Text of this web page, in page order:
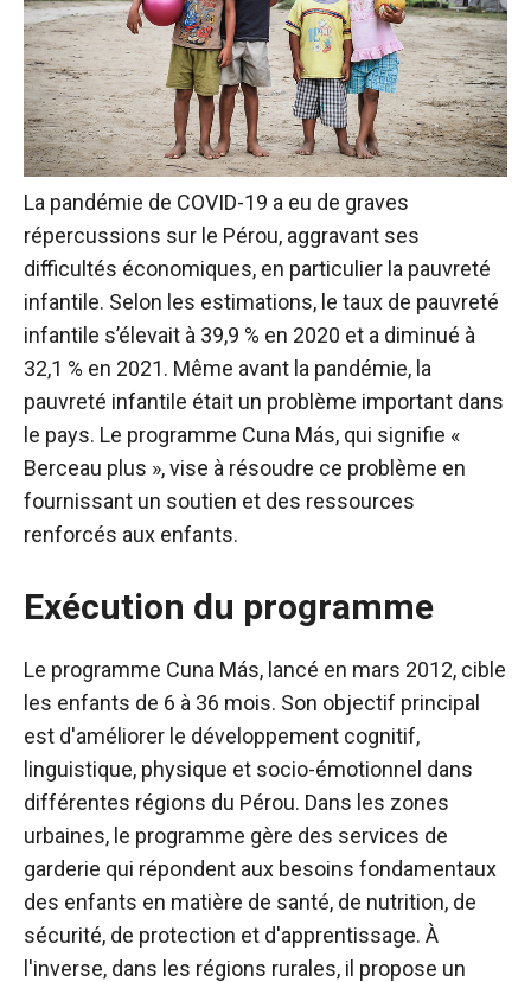
La pandémie de COVID-19 a eu de graves
répercussions sur le Pérou, aggravant ses
difficultés économiques, en particulier la pauvreté
infantile. Selon les estimations, le taux de pauvreté
infantile s’élevait à 39,9 % en 2020 et a diminué à
32,1 % en 2021. Même avant la pandémie, la
pauvreté infantile était un problème important dans
le pays. Le programme Cuna Más, qui signifie «
Berceau plus », vise à résoudre ce problème en
fournissant un soutien et des ressources
renforcés aux enfants.
Exécution du programme
Le programme Cuna Más, lancé en mars 2012, cible
les enfants de 6 à 36 mois. Son objectif principal
est d'améliorer le développement cognitif,
linguistique, physique et socio-émotionnel dans
différentes régions du Pérou. Dans les zones
urbaines, le programme gère des services de
garderie qui répondent aux besoins fondamentaux
des enfants en matière de santé, de nutrition, de
sécurité, de protection et d'apprentissage. À
l'inverse, dans les régions rurales, il propose un